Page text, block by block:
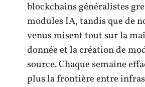
blockchains généralistes
modules IA, tandis que de
venus misent tout sur la
donnée et la création de
source. Chaque semaine
plus la frontière entre